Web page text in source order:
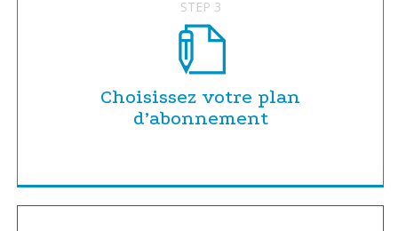
STEP 3
Choisissez votre plan
d’abonnement